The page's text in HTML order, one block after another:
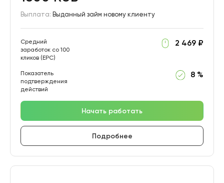
Выплата: Выданный займ новому клиенту
Средний
заработок со 100
кликов (EPC)
2 469 ₽
Показатель
подтверждения
действий
8 %
Начать работать
Подробнее